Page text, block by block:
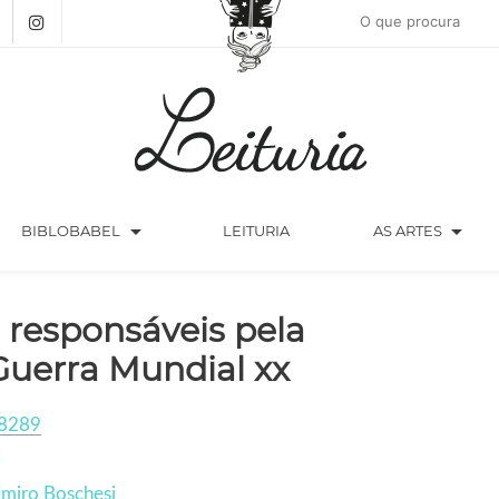
BIBLOBABEL arrow_drop_down LEITURIA AS ARTES arrow_drop_down
responsáveis pela
Mundial xx
Boschesi